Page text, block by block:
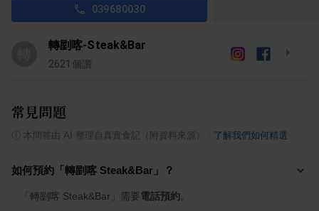
039680030
轉剭喀-Steak&Bar
2621 個讚
常見問題
本問答由 AI 整理自真實食記（附資料來源） 了解我們如何精選
如何預約「轉剭喀 Steak&Bar」？
「轉剭喀 Steak&Bar」需要電話預約